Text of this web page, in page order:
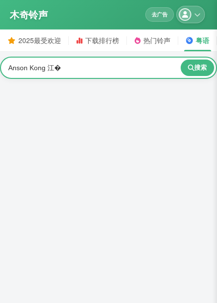
木奇铃声 去广告
2025最受欢迎 下载排行榜 热门铃声 粤语
搜索